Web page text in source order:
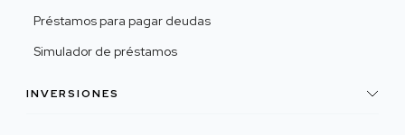
Préstamos para pagar deudas
Simulador de préstamos
INVERSIONES